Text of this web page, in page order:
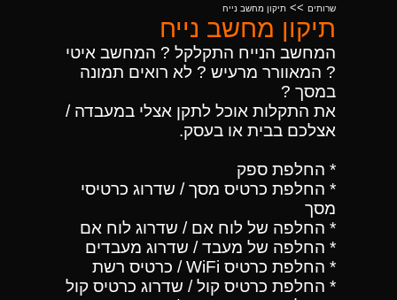
שרותים >> תיקון מחשב נייח
תיקון מחשב נייח
המחשב הנייח התקלקל ? המחשב איטי
? המאוורר מרעיש ? לא רואים תמונה
במסך ?
את התקלות אוכל לתקן אצלי במעבדה /
אצלכם בבית או בעסק.
* החלפת ספק
* החלפת כרטיס מסך / שדרוג כרטיסי
מסך
* החלפה של לוח אם / שדרוג לוח אם
* החלפה של מעבד / שדרוג מעבדים
* החלפת כרטיס WiFi / כרטיס רשת
* החלפת כרטיס קול / שדרוג כרטיס קול